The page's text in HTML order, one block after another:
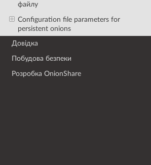
файлу
Configuration file parameters for
persistent onions
Довідка
Побудова безпеки
Розробка OnionShare